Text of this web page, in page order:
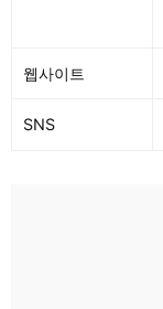
웹사이트
SNS